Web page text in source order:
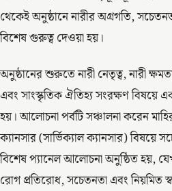
থেকেই অনুষ্ঠানে নারীর অগ্রগতি,
বিশেষ গুরুত্ব দেওয়া হয়।
অনুষ্ঠানের শুরুতে নারী নেতৃত্ব, নারী
এবং সাংস্কৃতিক ঐতিহ্য সংরক্ষণ বিষয়ে
হয়। আলোচনা পর্বটি সঞ্চালনা করেন
ক্যানসার (সার্ভিক্যাল ক্যানসার) বিষয়ে
বিশেষ প্যানেল আলোচনা অনুষ্ঠিত হয়,
রোগ প্রতিরোধ, সচেতনতা এবং নিয়মিত